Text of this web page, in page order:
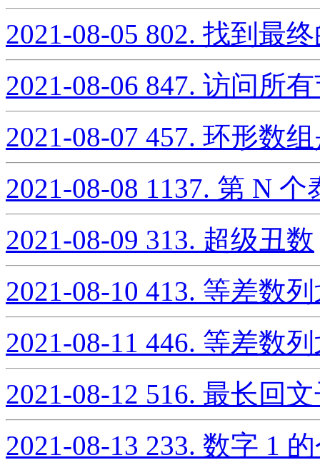
2021-08-05 802. 找到最
2021-08-06 847. 访问所
2021-08-07 457. 环形数
2021-08-08 1137. 第 N
2021-08-09 313. 超级丑数
2021-08-10 413. 等差数
2021-08-11 446. 等差数
2021-08-12 516. 最长回
2021-08-13 233. 数字 1